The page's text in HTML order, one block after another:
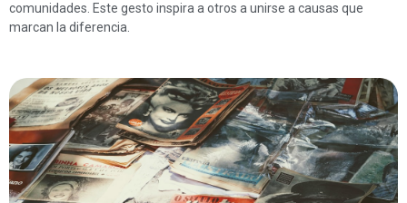
comunidades. Este gesto inspira a otros a unirse a causas que
marcan la diferencia.